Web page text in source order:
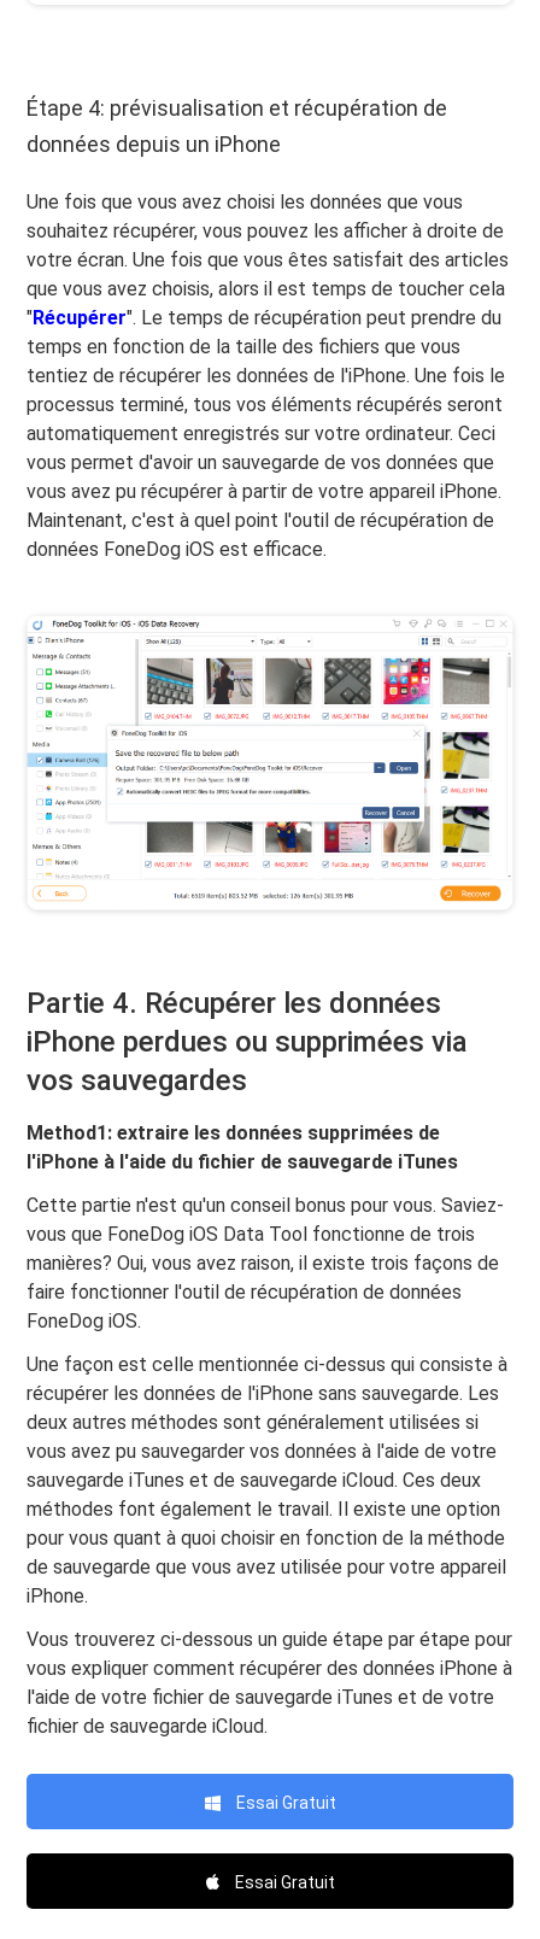
Étape 4: prévisualisation et récupération de
données depuis un iPhone
Une fois que vous avez choisi les données que vous
souhaitez récupérer, vous pouvez les afficher à droite de
votre écran. Une fois que vous êtes satisfait des articles
que vous avez choisis, alors il est temps de toucher cela
"Récupérer". Le temps de récupération peut prendre du
temps en fonction de la taille des fichiers que vous
tentiez de récupérer les données de l'iPhone. Une fois le
processus terminé, tous vos éléments récupérés seront
automatiquement enregistrés sur votre ordinateur. Ceci
vous permet d'avoir un sauvegarde de vos données que
vous avez pu récupérer à partir de votre appareil iPhone.
Maintenant, c'est à quel point l'outil de récupération de
données FoneDog iOS est efficace.
Partie 4. Récupérer les données
iPhone perdues ou supprimées via
vos sauvegardes
Method1: extraire les données supprimées de
l'iPhone à l'aide du fichier de sauvegarde iTunes
Cette partie n'est qu'un conseil bonus pour vous. Saviez-
vous que FoneDog iOS Data Tool fonctionne de trois
manières? Oui, vous avez raison, il existe trois façons de
faire fonctionner l'outil de récupération de données
FoneDog iOS.
Une façon est celle mentionnée ci-dessus qui consiste à
récupérer les données de l'iPhone sans sauvegarde. Les
deux autres méthodes sont généralement utilisées si
vous avez pu sauvegarder vos données à l'aide de votre
sauvegarde iTunes et de sauvegarde iCloud. Ces deux
méthodes font également le travail. Il existe une option
pour vous quant à quoi choisir en fonction de la méthode
de sauvegarde que vous avez utilisée pour votre appareil
iPhone.
Vous trouverez ci-dessous un guide étape par étape pour
vous expliquer comment récupérer des données iPhone à
l'aide de votre fichier de sauvegarde iTunes et de votre
fichier de sauvegarde iCloud.
Essai Gratuit
Essai Gratuit